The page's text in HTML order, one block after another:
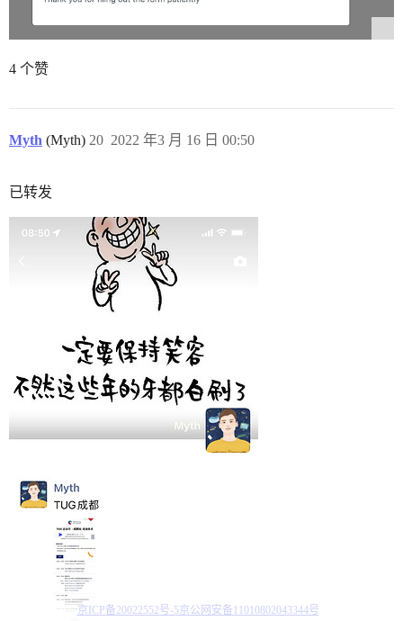
4 个赞
Myth (Myth) 2022 年3 月 16 日 00:50
20
已转发
京ICP备20022552号-5京公网安备11010802043344号